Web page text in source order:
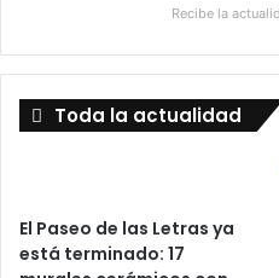
Recibe la
Toda la actualidad
El Paseo de las Letras ya
está terminado: 17